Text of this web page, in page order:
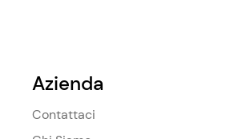
Azienda
Contattaci